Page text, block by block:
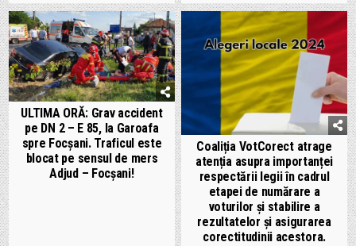
ULTIMA ORĂ: Grav accident
pe DN 2 – E 85, la Garoafa
spre Focșani. Traficul este
blocat pe sensul de mers
Adjud – Focșani!
Coaliția VotCorect atrage
atenția asupra importanței
respectării legii în cadrul
etapei de numărare a
voturilor și stabilire a
rezultatelor și asigurarea
corectitudinii acestora.